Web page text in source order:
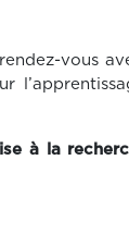
vous
à la